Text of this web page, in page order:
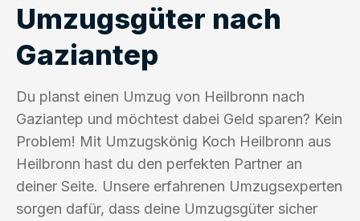
Umzugsgüter nach
Gaziantep
Du planst einen Umzug von Heilbronn nach
Gaziantep und möchtest dabei Geld sparen? Kein
Problem! Mit Umzugskönig Koch Heilbronn aus
Heilbronn hast du den perfekten Partner an
deiner Seite. Unsere erfahrenen Umzugsexperten
sorgen dafür, dass deine Umzugsgüter sicher